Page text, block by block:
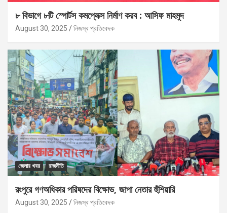
৮ বিভাগে ৮টি স্পোর্টস কমপ্লেক্স নির্মাণ করব : আসিফ মাহমুদ
August 30, 2025 নিজস্ব প্রতিবেদক
জেলার খবর রাজনীতি
রংপুরে গণঅধিকার পরিষদের বিক্ষোভ, জাপা নেতার হুঁশিয়ারি
August 30, 2025 নিজস্ব প্রতিবেদক